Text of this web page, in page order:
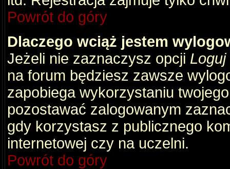
Powrót do góry
Dlaczego wciąż jestem
Jeżeli nie zaznaczysz opcji
na forum będziesz zawsze
zapobiega wykorzystaniu
pozostawać zalogowanym
gdy korzystasz z publicznego
internetowej czy na uczelni.
Powrót do góry